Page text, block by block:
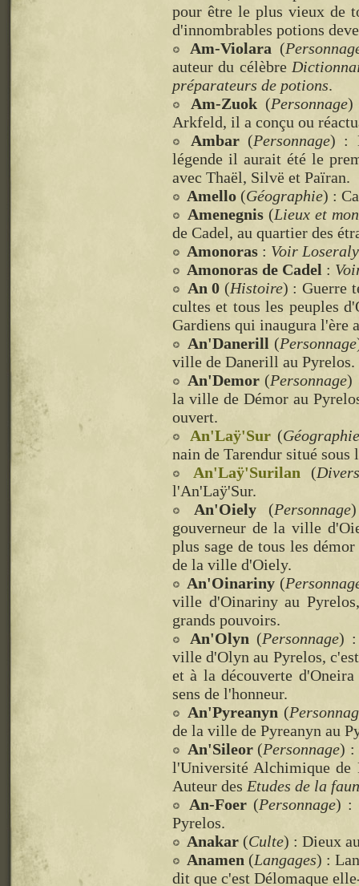
pour être le plus vieux de
d'innombrables potions
Am-Violara (
auteur du célèbre
préparateurs de potions.
Am-Zuok (Personnage)
Arkfeld, il a conçu ou
Ambar (Personnage) :
légende il aurait été le
avec Thaël, Silvë et Païran.
Amello (Géographie) :
Amenegnis (Lieux et
de Cadel, au quartier des
Amonoras : Voir
Amonoras de Cadel :
An 0 (Histoire) : Guerre
cultes et tous les peuples
Gardiens qui inaugura l'ère
An'Danerill (Personnage
ville de Danerill au Pyrelos.
An'Demor (Personnage)
la ville de Démor au
ouvert.
An'Laÿ'Sur(
nain de Tarendur situé sous
An'Laÿ'Surilan (Divers
l'An'Laÿ'Sur.
An'Oiely (Personnage
gouverneur de la ville
plus sage de tous les
de la ville d'Oiely.
An'Oinariny (
ville d'Oinariny au
grands pouvoirs.
An'Olyn (Personnage) :
ville d'Olyn au Pyrelos,
et à la découverte
sens de l'honneur.
An'Pyreanyn (
de la ville de Pyreanyn au
An'Sileor(Personnage) :
l'Université Alchimique de
Auteur des Etudes de la
An-Foer(Personnage) :
Pyrelos.
Anakar (Culte) : Dieux
Anamen (Langages) :
dit que c'est Délomaque